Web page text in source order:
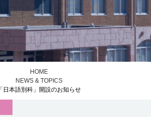
HOME
NEWS & TOPICS
「日本語別科」開設のお知らせ